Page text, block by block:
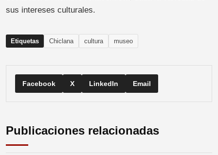
sus intereses culturales.
Etiquetas Chiclana cultura museo
Facebook X LinkedIn Email
Publicaciones relacionadas